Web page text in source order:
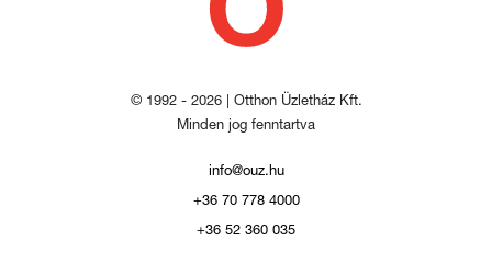
© 1992 - 2026 | Otthon Üzletház Kft.
Minden jog fenntartva
info@ouz.hu
+36 70 778 4000
+36 52 360 035